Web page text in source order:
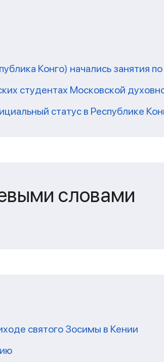
Конго) начались занятия
студентах Московской
статус в Республике
словами
святого Зосимы в Кении